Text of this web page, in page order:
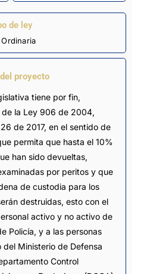
de ley
Ordinaria
proyecto
tiene por fin,
la Ley 906 de 2004,
de 2017, en el sentido de
permita que hasta el 10%
han sido devueltas,
por peritos y que
de custodia para los
destruidas, esto con el
activo y no activo de
Policía, y a las personas
Ministerio de Defensa
Control